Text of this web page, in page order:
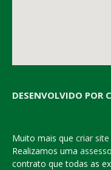
DESENVOLVIDO POR
Muito mais que criar site
Realizamos uma
contrato que todas as